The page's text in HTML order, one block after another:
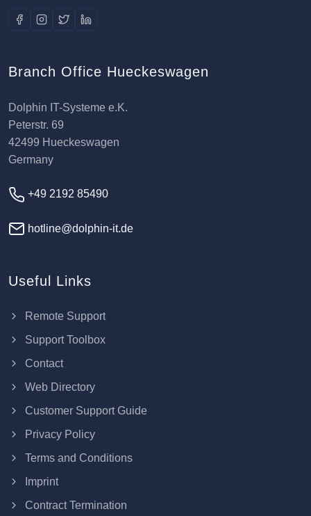
Branch Office Hueckeswagen
Dolphin IT-Systeme e.K.
Peterstr. 69
42499 Hueckeswagen
Germany
+49 2192 85490
hotline@dolphin-it.de
Useful Links
Remote Support
Support Toolbox
Contact
Web Directory
Customer Support Guide
Privacy Policy
Terms and Conditions
Imprint
Contract Termination